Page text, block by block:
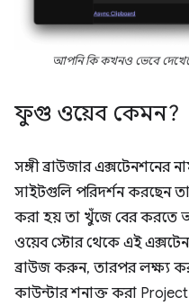
আপনি কি কখনও ভেবে
ফুগু ওয়েব কেমন?
সঙ্গী ব্রাউজার এক্সটেনশনের
সাইটগুলি পরিদর্শন করছেন
করা হয় তা খুঁজে বের করতে
ওয়েব স্টোর থেকে এই
ব্রাউজ করুন, তারপর লক্ষ্য
কাউন্টার শনাক্ত করা